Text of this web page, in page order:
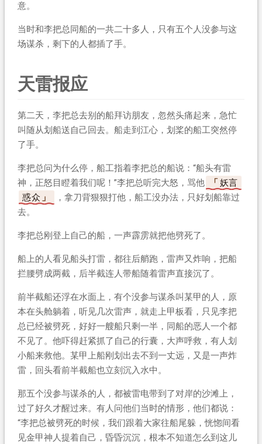
意。
当时和李把总同船的一共二十多人，只有五个人没参与这
场谋杀，剩下的人都插了手。
天雷报应
第二天，李把总去别的船拜访朋友，忽然头痛起来，急忙
叫随从划船送自己回去。船走到江心，划桨的船工突然停
了手。
李把总问为什么停，船工指着李把总的船说：“船头有雷
神，正怒目瞪着我们呢！”李把总听完大怒，骂他
妖言
惑众
，拿刀背狠狠打他，船工没办法，只好划船靠过
去。
李把总刚登上自己的船，一声霹雳就把他劈死了。
船上的人看见船头打雷，都往后艄跑，雷声又炸响，把船
拦腰劈成两截，后半截连人带船随着雷声直接沉了。
前半截船还浮在水面上，有个没参与谋杀叫某甲的人，原
本在头舱躺着，听见几次雷声，就走上甲板看，只见李把
总已经被劈死，好好一艘船只剩一半，同船的恶人一个都
不见了。他吓得赶紧抓了自己的行囊，大声呼救，有人划
小船来救他。某甲上船刚划出去不到一丈远，又是一声炸
雷，回头看前半截船也立刻沉入水中。
那五个没参与谋杀的人，都被雷电带到了对岸的沙滩上，
过了好久才醒过来。有人问他们当时的情形，他们都说：
“李把总被劈死的时候，我们跟着大家往船尾躲，恍惚间看
见金甲神人提着自己，昏昏沉沉，根本不知道怎么到这儿